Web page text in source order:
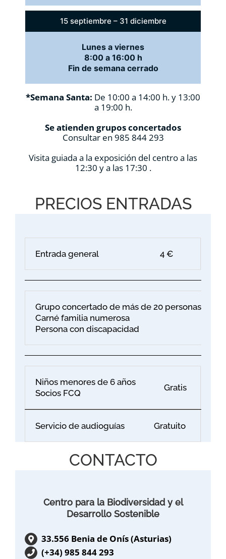
15 septiembre – 31 diciembre
Lunes a viernes
8:00 a 16:00 h
Fin de semana cerrado
*Semana Santa: De 10:00 a 14:00 h. y 13:00
a 19:00 h.
Se atienden grupos concertados
Consultar en 985 844 293
Visita guiada a la exposición del centro a las
12:30 y a las 17:30 .
PRECIOS ENTRADAS
Entrada general 4 €
Grupo concertado de más de 20 personas
Carné familia numerosa
Persona con discapacidad
Niños menores de 6 años
Socios FCQ
Gratis
Servicio de audioguías Gratuito
CONTACTO
Centro para la Biodiversidad y el
Desarrollo Sostenible
33.556 Benia de Onís (Asturias)
(+34) 985 844 293